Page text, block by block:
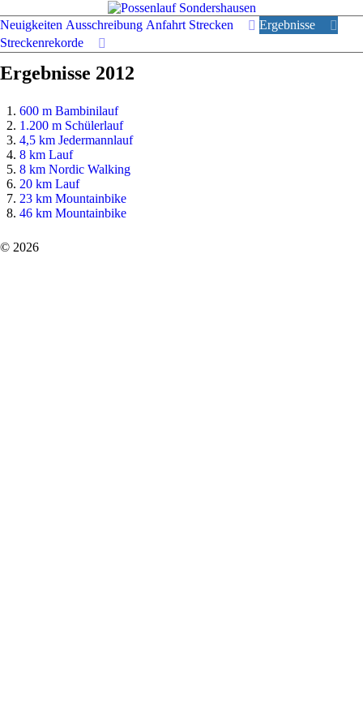
Neuigkeiten Ausschreibung Anfahrt Strecken
Ergebnisse
Streckenrekorde
Ergebnisse 2012
600 m Bambinilauf
1.200 m Schülerlauf
4,5 km Jedermannlauf
8 km Lauf
8 km Nordic Walking
20 km Lauf
23 km Mountainbike
46 km Mountainbike
© 2026